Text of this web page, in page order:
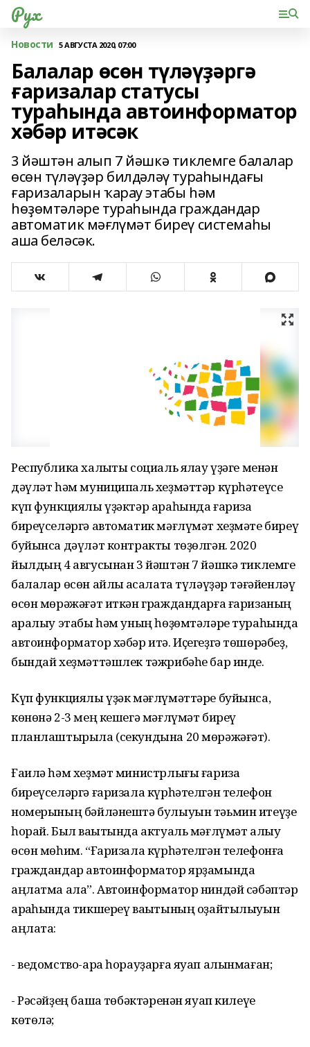
Рух
Новости 5 АВГУСТА 2020, 07:00
Балалар өсөн түләүҙәргә
ғаризалар статусы
тураһында автоинформатор
хәбәр итәсәк
3 йәштән алып 7 йәшкә тиклемге балалар
өсөн түләүҙәр билдәләү тураһындағы
ғаризаларын ҡарау этабы һәм
һөҙөмтәләре тураһында граждандар
автоматик мәғлүмәт биреү системаһы
аша беләсәк.
Республика халыҡты социаль яҡлау үҙәге менән
дәүләт һәм муниципаль хеҙмәттәр күрһәтеүсе
күп функциялы үҙәктәр араһында ғариза
биреүселәргә автоматик мәғлүмәт хеҙмәте биреү
буйынса дәүләт контракты төҙөлгән. 2020
йылдың 4 авгусынан 3 йәштән 7 йәшкә тиклемге
балалар өсөн айлыҡ аҡсалата түләүҙәр тәғәйенләү
өсөн мөрәжәғәт иткән граждандарға ғаризаның
ҡаралыу этабы һәм уның һөҙөмтәләре тураһында
автоинформатор хәбәр итә. Иҫегеҙгә төшөрәбеҙ,
бындай хеҙмәттәшлек тәжрибәһе бар инде.
Күп функциялы үҙәк мәғлүмәттәре буйынса,
көнөнә 2-3 мең кешегә мәғлүмәт биреү
планлаштырыла (секундына 20 мөрәжәғәт).
Ғаилә һәм хеҙмәт министрлығы ғариза
биреүселәргә ғаризала күрһәтелгән телефон
номерының бәйләнештә булыуын тәьмин итеүҙе
һорай. Был ваҡытында актуаль мәғлүмәт алыу
өсөн мөһим. “Ғаризала күрһәтелгән телефонға
граждандар автоинформатор ярҙамында
аңлатма ала”. Автоинформатор ниндәй сәбәптәр
арҡаһында тикшереү ваҡытының оҙайтылыуын
аңлата:
- ведомство-ара һорауҙарға яуап алынмаған;
- Рәсәйҙең башҡа төбәктәренән яуап килеүе
көтөлә;